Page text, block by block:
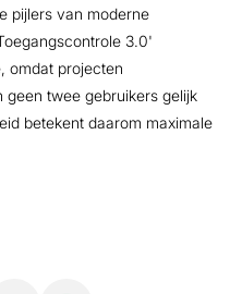
pijlers van moderne
3.0'
omdat projecten
twee gebruikers gelijk
betekent daarom maximale